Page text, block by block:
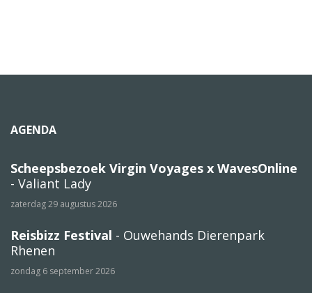
AGENDA
Scheepsbezoek Virgin Voyages x WavesOnline
- Valiant Lady
zaterdag 29 augustus 2026
Reisbizz Festival - Ouwehands Dierenpark
Rhenen
zondag 6 september 2026